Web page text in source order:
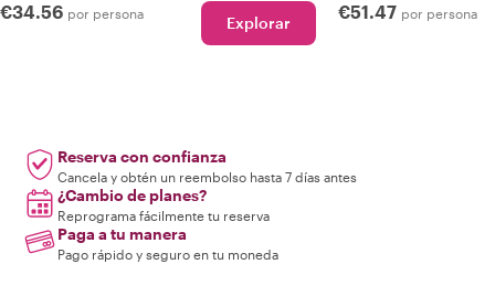
€34.56 por persona Explorar
€51.47 por persona
Reserva con confianza
Cancela y obtén un reembolso hasta 7 días antes
¿Cambio de planes?
Reprograma fácilmente tu reserva
Paga a tu manera
Pago rápido y seguro en tu moneda